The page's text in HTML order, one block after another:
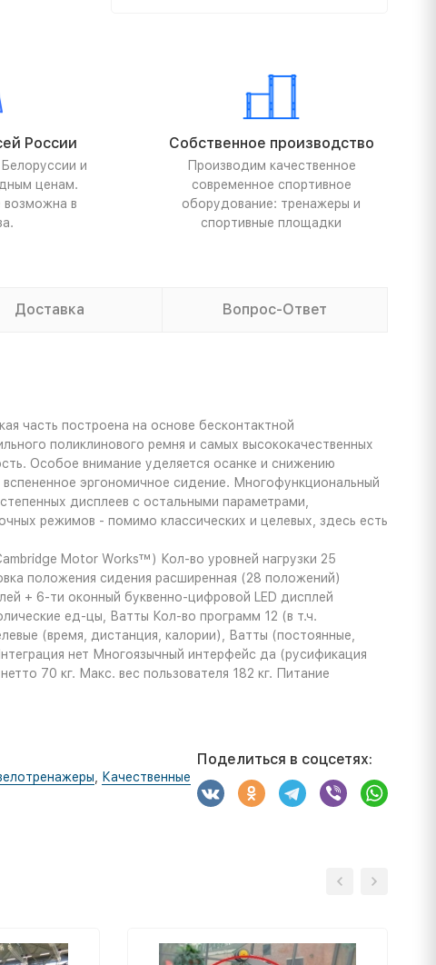
России
и
ценам.
возможна в
Собственное производство
Производим качественное
современное спортивное
оборудование: тренажеры и
спортивные площадки
Доставка Вопрос-Ответ
часть построена на основе бесконтактной
поликлинового ремня и самых высококачественных
Особое внимание уделяется осанке и снижению
эргономичное сидение. Многофункциональный
дисплеев с остальными параметрами,
режимов - помимо классических и целевых, здесь есть
Motor Works™) Кол-во уровней нагрузки 25
положения сидения расширенная (28 положений)
+ 6-ти оконный буквенно-цифровой LED дисплей
ед-цы, Ватты Кол-во программ 12 (в т.ч.
(время, дистанция, калории), Ватты (постоянные,
нет Многоязычный интерфейс да (русификация
70 кг. Макс. вес пользователя 182 кг. Питание
, Качественные
Поделиться в соцсетях: